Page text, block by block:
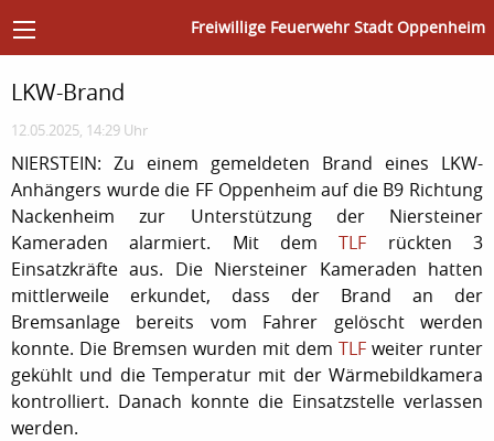
Freiwillige Feuerwehr Stadt Oppenheim
LKW-Brand
12.05.2025, 14:29 Uhr
NIERSTEIN: Zu einem gemeldeten Brand eines LKW-
Anhängers wurde die FF Oppenheim auf die B9 Richtung
Nackenheim zur Unterstützung der Niersteiner
Kameraden alarmiert. Mit demTLF rückten 3
Einsatzkräfte aus. Die Niersteiner Kameraden hatten
mittlerweile erkundet, dass der Brand an der
Bremsanlage bereits vom Fahrer gelöscht werden
konnte. Die Bremsen wurden mit dem TLF weiter runter
gekühlt und die Temperatur mit der Wärmebildkamera
kontrolliert. Danach konnte die Einsatzstelle verlassen
werden.